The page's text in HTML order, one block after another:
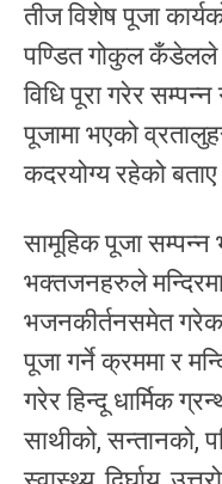
तीज विशेष पूजा
पण्डित गोकुल कँडेलले
विधि पूरा गरेर
पूजामा भएको
कदरयोग्य रहेको
सामूहिक पूजा
भक्तजनहरुले
भजनकीर्तनसमेत
पूजा गर्ने क्रममा र
गरेर हिन्दू धार्मिक
साथीको, सन्तानको,